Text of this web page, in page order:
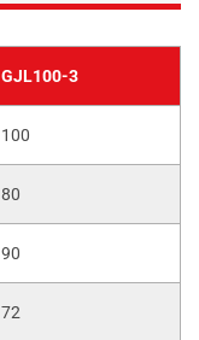
GJL100-3
100
80
90
72